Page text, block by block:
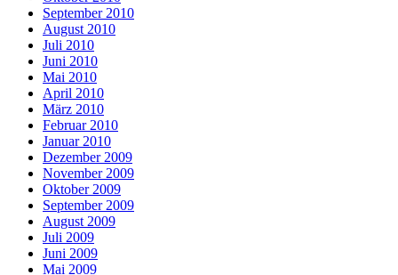
September 2010
August 2010
Juli 2010
Juni 2010
Mai 2010
April 2010
März 2010
Februar 2010
Januar 2010
Dezember 2009
November 2009
Oktober 2009
September 2009
August 2009
Juli 2009
Juni 2009
Mai 2009